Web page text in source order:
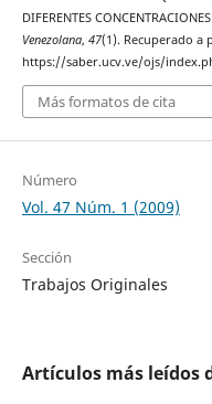
DIFERENTES
Venezolana, 47(1). Recuperado a
https://saber.ucv.ve/ojs/
Más formatos de cita
Número
Vol. 47 Núm. 1 (2009)
Sección
Trabajos Originales
Artículos más leídos